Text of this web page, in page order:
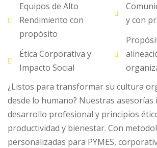
Equipos de Alto
Rendimiento con
propósito
Ética Corporativa y
Impacto Social
y con
¿Listos para transformar su cultura
desde lo humano? Nuestras
desarrollo profesional y principios
productividad y bienestar. Con
personalizadas para PYMES,